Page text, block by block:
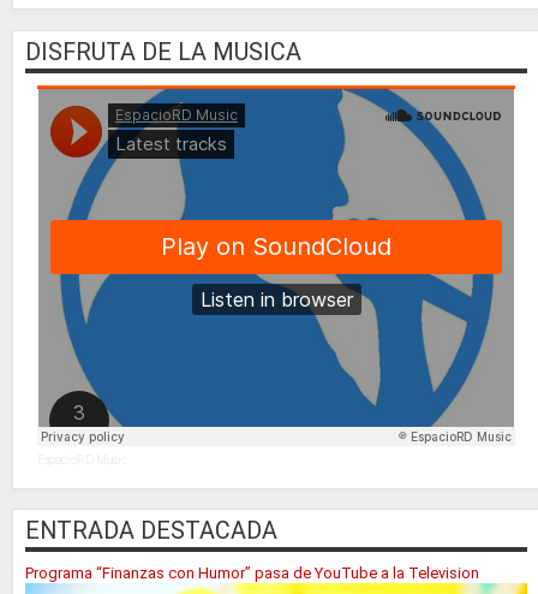
DISFRUTA DE LA MUSICA
ENTRADA DESTACADA
Programa “Finanzas con Humor” pasa de YouTube a la Television